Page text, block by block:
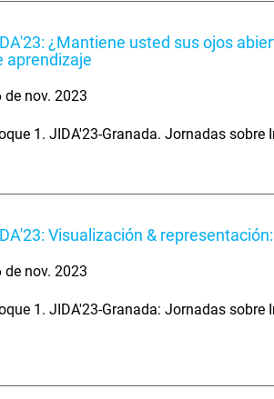
¿Mantiene usted sus ojos
aprendizaje
de nov. 2023
1. JIDA'23-Granada. Jornadas
Visualización &
de nov. 2023
1. JIDA'23-Granada: Jornadas